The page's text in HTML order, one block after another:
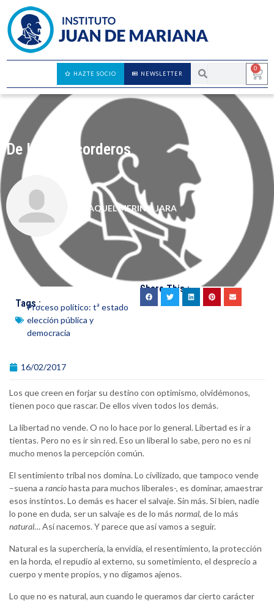
0
NEWSLETTER
HAZTE SOCIO
De lobos y corderos
RAQUEL MERINO JARA
Tags :Proceso político: tª estado
elección pública y
democracia
Share This :
16/02/2017
Los que creen en forjar su destino con optimismo, olvidémonos,
tienen poco que rascar. De ellos viven todos los demás.
La libertad no vende. O no lo hace por lo general. Libertad es ir a
tientas. Pero no es ir sin red. Eso un liberal lo sabe, pero no es ni
mucho menos la percepción común.
El sentimiento tribal nos domina. Lo civilizado, que tampoco vende
–suena a ranciohasta para muchos liberales-, es dominar, amaestrar
esos instintos. Lo demás es hacer el salvaje. Sin más. Si bien, nadie
lo pone en duda, ser un salvaje es de lo más normal, de lo más
natural… Así nacemos. Y parece que así vamos a seguir.
Natural es la superchería, la envidia, el resentimiento, la protección
en la horda, el repudio al externo, su sometimiento, el desprecio a
cuerpo y mente propios, y no digamos ajenos.
Lo que no es natural, aun cuando le queramos dar cierto carácter